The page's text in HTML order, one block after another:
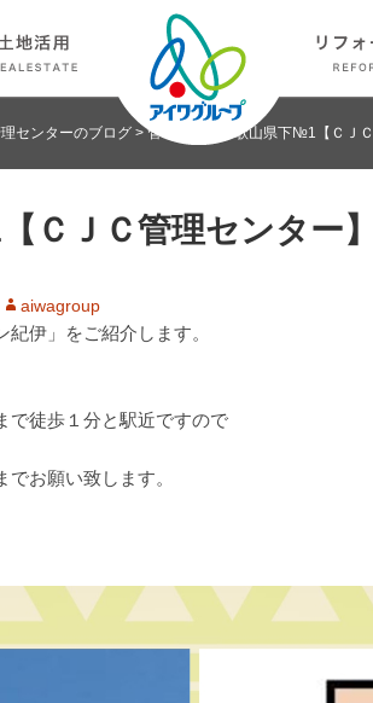
センターのブログ >管理物件数和歌山県下№1【ＣＪ
ＣＪＣ管理センター
aiwagroup
伊」をご紹介します。
で徒歩１分と駅近ですので
お願い致します。